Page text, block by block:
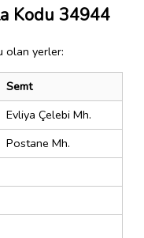
Kodu 34944
olan yerler:
Semt
Evliya Çelebi Mh.
Postane Mh.